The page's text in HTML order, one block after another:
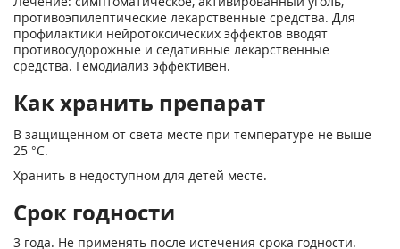
противоэпилептические лекарственные средства. Для
профилактики нейротоксических эффектов вводят
противосудорожные и седативные лекарственные
средства. Гемодиализ эффективен.
Как хранить препарат
В защищенном от света месте при температуре не выше
25 °С.
Хранить в недоступном для детей месте.
Срок годности
3 года. Не применять после истечения срока годности.